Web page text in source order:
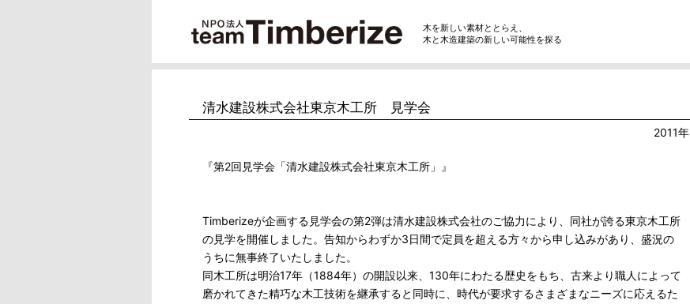
木を新しい素材ととらえ、
木と木造建築の新しい可能性を探る
清水建設株式会社東京木工所 見学会
2011年
『第2回見学会「清水建設株式会社東京木工所」』
Timberizeが企画する見学会の第2弾は清水建設株式会社のご協力により、同社が誇る東京木工所
の見学を開催しました。告知からわずか3日間で定員を超える方々から申し込みがあり、盛況の
うちに無事終了いたしました。
同木工所は明治17年（1884年）の開設以来、130年にわたる歴史をもち、古来より職人によって
磨かれてきた精巧な木工技術を継承すると同時に、時代が要求するさまざまなニーズに応えるた